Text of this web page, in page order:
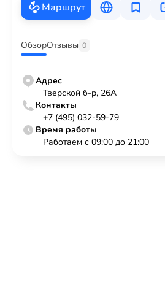
Маршрут
ОбзорОтзывы 0
Адрес
Тверской б-р, 26А
Контакты
+7 (495) 032-59-79
Время работы
Работаем с 09:00 до 21:00